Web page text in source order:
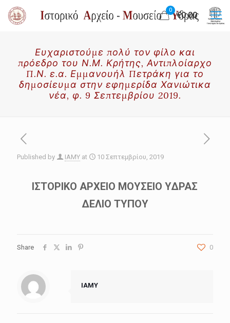
0
€0.00
Ευχαριστούμε πολύ τον φίλο και
πρόεδρο του Ν.Μ. Κρήτης, Αντιπλοίαρχο
Π.Ν. ε.α. Εμμανουήλ Πετράκη για το
δημοσίευμα στην εφημερίδα Χανιώτικα
νέα, φ. 9 Σεπτεμβρίου 2019.
Published by IAMY at 10 Σεπτεμβρίου, 2019
ΙΣΤΟΡΙΚΟ ΑΡΧΕΙΟ ΜΟΥΣΕΙΟ ΥΔΡΑΣ
ΔΕΛΙΟ ΤΥΠΟΥ
Share 0
IAMY